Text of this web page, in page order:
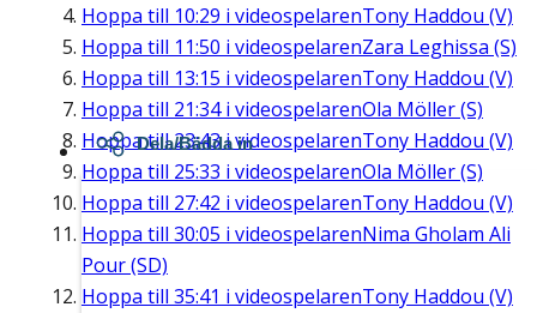
Hoppa till 10:29 i videospelarenTony Haddou (V)
Hoppa till 11:50 i videospelarenZara Leghissa (S)
Hoppa till 13:15 i videospelarenTony Haddou (V)
Hoppa till 21:34i videospelarenOla Möller (S)
Hoppa till23:43i videospelarenTony Haddou (V)
Hoppa till 25:33 i videospelarenOla Möller (S)
Hoppa till 27:42 i videospelarenTony Haddou (V)
Hoppa till 30:05 i videospelarenNima Gholam Ali
Pour (SD)
Hoppa till 35:41 i videospelarenTony Haddou (V)
Dela/Bädda in